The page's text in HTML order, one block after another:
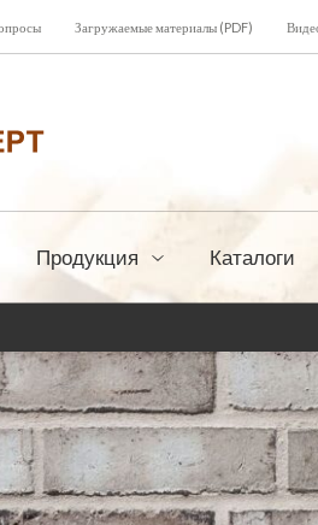
Загружаемые материалы (PDF)
Продукция Каталоги